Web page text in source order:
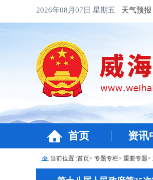
2026年08月07日 星期五 天气预报
首页 资讯
当前位置 :首页> 专题专栏> 重要专题>